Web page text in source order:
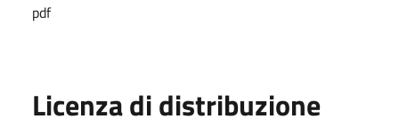
pdf
Licenza di distribuzione